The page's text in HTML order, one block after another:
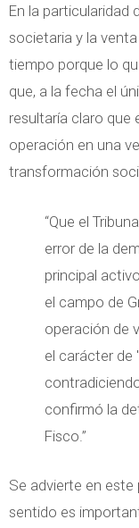
En la
societaria y la
tiempo porque lo
que, a la fecha el
resultaría claro que
operación en una
transformación
“Que el
error de la
principal
el campo de
operación de
el carácter de
confirmó la
Fisco.”
Se advierte en este
sentido es